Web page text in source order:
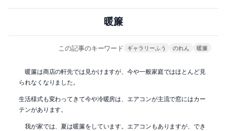
暖簾
この記事のキーワード ギャラリーふう のれん 暖簾
暖簾は商店の軒先では見かけますが、今や一般家庭ではほとんど見
られなくなりました。
生活様式も変わってきて今や冷暖房は、エアコンが主流で窓にはカー
テンがあります。
我が家では、夏は暖簾をしています。エアコンもありますが、でき